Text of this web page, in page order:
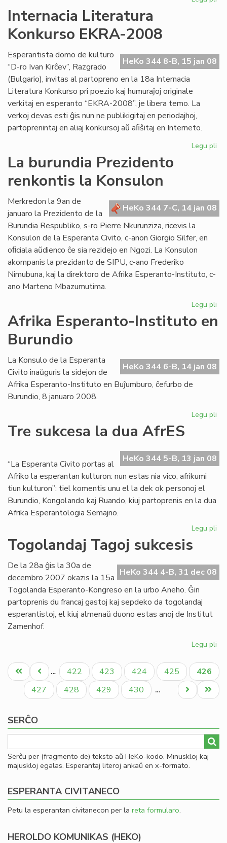
Internacia Literatura
Konkurso EKRA-2008
HeKo 344 8-B, 15 jan 08
Esperantista domo de kulturo
“D-ro Ivan Kirĉev”, Razgrado
(Bulgario), invitas al partopreno en la 18a Internacia
Literatura Konkurso pri poezio kaj humuraĵoj originale
verkitaj en esperanto “EKRA-2008”, je libera temo. La
verkoj devas esti ĝis nun ne publikigitaj en periodajhoj,
partoprenintaj en aliaj konkursoj aŭ aﬁŝitaj en Interneto.
Legu pli
La burundia Prezidento
renkontis la Konsulon
HeKo 344 7-C, 14 jan 08
Merkredon la 9an de
januaro la Prezidento de la
Burundia Respubliko, s-ro Pierre Nkurunziza, ricevis la
Konsulon de la Esperanta Civito, c-anon Giorgio Silfer, en
oﬁciala aŭdienco ĉe sia rezidejo en Ngozi. La Konsulon
akompanis la prezidanto de SIPU, c-ano Frederiko
Nimubuna, kaj la direktoro de Afrika Esperanto-Instituto, c-
ano Marteno Mbazumutima.
Legu pli
la
Afrika Esperanto-Instituto en
Burundio
HeKo 344 6-B, 14 jan 08
La Konsulo de la Esperanta
Civito inaŭguris la sidejon de
Afrika Esperanto-Instituto en Buĵumburo, ĉefurbo de
Burundio, 8 januaro 2008.
Legu pli
Tre sukcesa la dua AfrES
HeKo 344 5-B, 13 jan 08
“La Esperanta Civito portas al
Afriko la esperantan kulturon: nun estas nia vico, afrikumi
tiun kulturon”: tiel komentis unu el la dek ok personoj el
Burundio, Kongolando kaj Ruando, kiuj partoprenis en la dua
Afrika Esperantologia Semajno.
Legu pli
Togolandaj Tagoj sukcesis
HeKo 344 4-B, 31 dec 08
De la 28a ĝis la 30a de
decembro 2007 okazis la 15a
Togolanda Esperanto-Kongreso en la urbo Aneho. Ĝin
partoprenis du francaj gastoj kaj sepdeko da togolandaj
esperantistoj, el kiuj almenaŭ duono estas anoj de Institut
Zamenhof.
Legu pli
Pagination
Unua
paĝo
Antaŭa
paĝo
… Paĝo
422 Paĝo
423 Paĝo
424 Paĝo
425
Aktuala
paĝo
426
Paĝo
427 Paĝo
428 Paĝo
429 Paĝo
430 …
Last
page
Next
page
SERĈO
Serĉu per (fragmento de) teksto aŭ HeKo-kodo. Minuskloj kaj
majuskloj egalas. Esperantaj literoj ankaŭ en x-formato.
ESPERANTA CIVITANECO
Petu la esperantan civitanecon per la reta formularo.
HEROLDO KOMUNIKAS (HEKO)